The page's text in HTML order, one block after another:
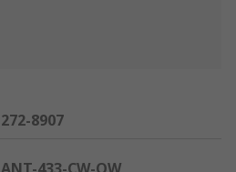
272-8907